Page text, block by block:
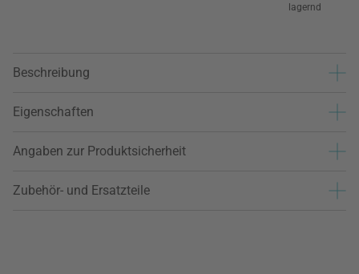
lagernd
Beschreibung
Eigenschaften
Angaben zur Produktsicherheit
Zubehör- und Ersatzteile